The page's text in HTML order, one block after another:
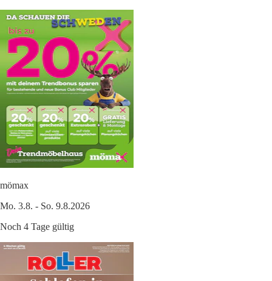
mömax
Mo. 3.8. - So. 9.8.2026
Noch 4 Tage gültig